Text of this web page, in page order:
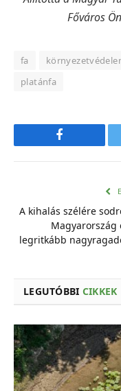
Főváros
fa
platánfa
Facebook
A kihalás szélére
Magyarország
legritkább
LEGUTÓBBI CIKKEK